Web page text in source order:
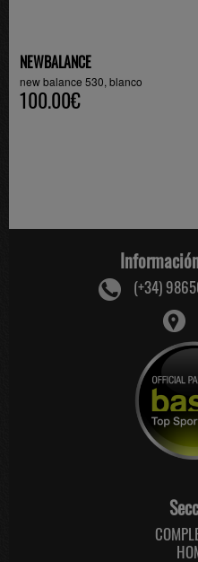
NEWBALANCE
new balance 530, blanco
100.00€
(+34)